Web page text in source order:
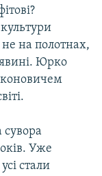
на полотнах,
Юрко
сувора
Уже
стали